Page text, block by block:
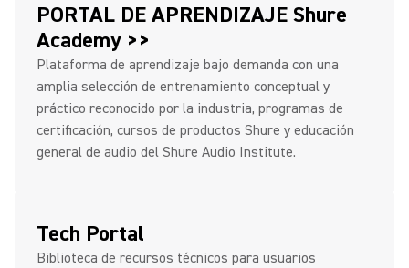
PORTAL DE APRENDIZAJE Shure
Academy >>
Plataforma de aprendizaje bajo demanda con una
amplia selección de entrenamiento conceptual y
práctico reconocido por la industria, programas de
certificación, cursos de productos Shure y educación
general de audio del Shure Audio Institute.
Tech Portal
Biblioteca de recursos técnicos para usuarios